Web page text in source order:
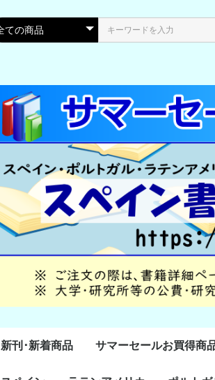
新刊･新着商品 サマーセールお買得商